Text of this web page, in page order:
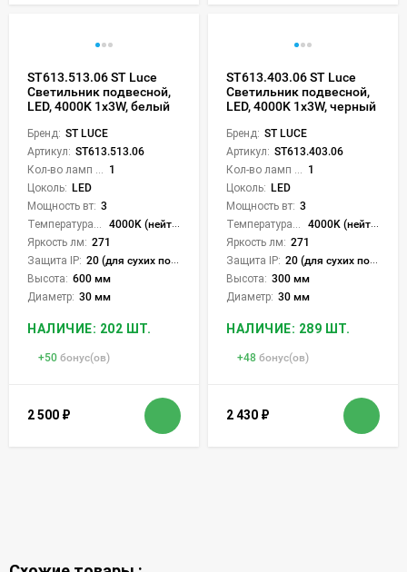
ST613.513.06 ST Luce
Светильник подвесной,
LED, 4000K 1х3W, белый
Бренд: ST LUCE
Артикул: ST613.513.06
1
Цоколь: LED
Мощность вт: 3
4000K (нейтральный)
Яркость лм: 271
Защита IP: 20 (для сухих пом.)
Высота: 600 мм
Диаметр: 30 мм
НАЛИЧИЕ: 202 ШТ.
+50 бонус(ов)
2 500 ₽
ST613.403.06 ST Luce
Светильник подвесной,
LED, 4000K 1х3W, черный
Бренд: ST LUCE
Артикул: ST613.403.06
1
Цоколь: LED
Мощность вт: 3
4000K (нейтральный)
Яркость лм: 271
Защита IP: 20 (для сухих пом.)
Высота: 300 мм
Диаметр: 30 мм
НАЛИЧИЕ: 289 ШТ.
+48 бонус(ов)
2 430 ₽